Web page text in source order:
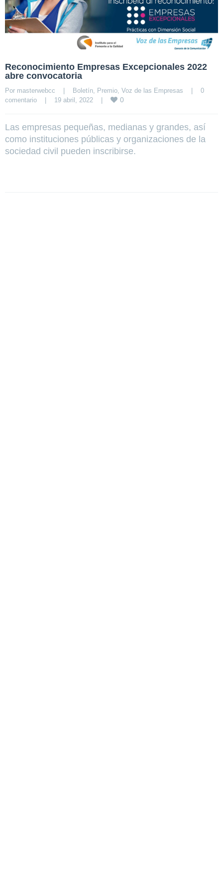
Reconocimiento Empresas Excepcionales 2022
abre convocatoria
Por masterwebcc Boletín, Premio, Voz de las Empresas
0
comentario
19 abril, 2022 0
Las empresas pequeñas, medianas y grandes, así
como instituciones públicas y organizaciones de la
sociedad civil pueden inscribirse.